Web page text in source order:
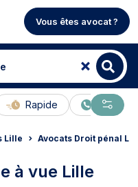
Vous êtes avocat ?
Rapide En ligne
Lille Avocats Droit pénal
à vue Lille